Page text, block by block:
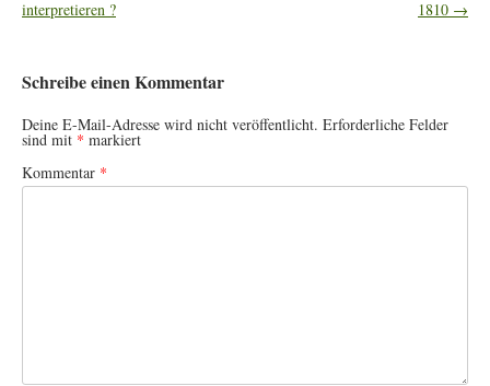
Navigation
interpretieren ?
1810 →
Schreibe einen Kommentar
Deine E-Mail-Adresse wird nicht veröffentlicht. Erforderliche Felder
sind mit * markiert
Kommentar *